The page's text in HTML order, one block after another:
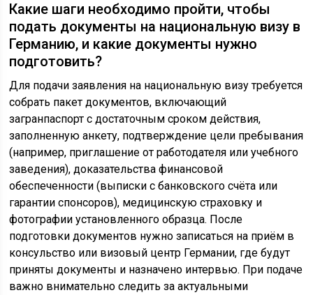
Какие шаги необходимо пройти, чтобы
подать документы на национальную визу в
Германию, и какие документы нужно
подготовить?
Для подачи заявления на национальную визу требуется
собрать пакет документов, включающий
загранпаспорт с достаточным сроком действия,
заполненную анкету, подтверждение цели пребывания
(например, приглашение от работодателя или учебного
заведения), доказательства финансовой
обеспеченности (выписки с банковского счёта или
гарантии спонсоров), медицинскую страховку и
фотографии установленного образца. После
подготовки документов нужно записаться на приём в
консульство или визовый центр Германии, где будут
приняты документы и назначено интервью. При подаче
важно внимательно следить за актуальными